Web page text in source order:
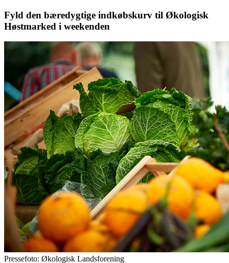
Fyld den bæredygtige indkøbskurv til Økologisk
Høstmarked i weekenden
Pressefoto: Økologisk Landsforening